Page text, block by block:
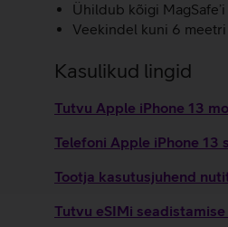
Ühildub kõigi
Veekindel kuni 6
Kasulikud lingid
Tutvu Apple iPhone 13
Telefoni Apple iPhone 13
Tootja kasutusjuhend
Tutvu eSIMi